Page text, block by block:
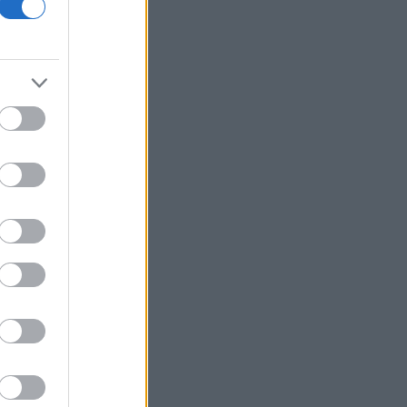
Fed: Ο διχασμός για τις αυξήσεις
βρίσκεται η Ελλάδα στη μεγάλη
τεχνολογική μετάβαση
Η fintech εταιρεία AI Financial που
θυγατρική της στην Prime Delta
υιοθέτηση ν/σ που προβλέπει την
επιβολή σημαντικών κυρώσεων στη
Ρωσία
χώρας
πληρωμών από e-ΕΦΚΑ, ΔΥΠΑ για την
περίοδο 10 έως 14 Αυγούστου